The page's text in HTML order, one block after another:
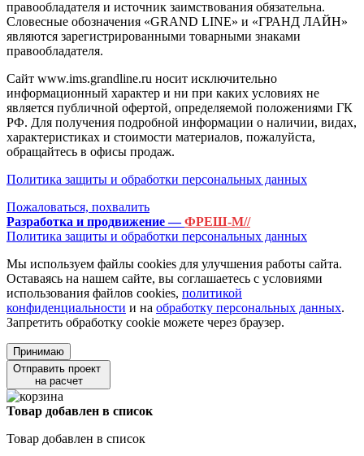
правообладателя и источник заимствования обязательна.
Словесные обозначения «GRAND LINE» и «ГРАНД ЛАЙН»
являются зарегистрированными товарными знаками
правообладателя.
Сайт www.ims.grandline.ru носит исключительно
информационный характер и ни при каких условиях не
является публичной офертой, определяемой положениями ГК
РФ. Для получения подробной информации о наличии, видах,
характеристиках и стоимости материалов, пожалуйста,
обращайтесь в офисы продаж.
Политика защиты и обработки персональных данных
Пожаловаться, похвалить
Разработка и продвижение —ФРЕШ-М//
Политика защиты и обработки персональных данных
Мы используем файлы cookies для улучшения работы сайта.
Оставаясь на нашем сайте, вы соглашаетесь с условиями
использования файлов cookies, политикой
конфиденциальности и на обработку персональных данных.
Запретить обработку cookie можете через браузер.
Принимаю
Отправить проект
на расчет
Товар добавлен в список
Товар добавлен в список